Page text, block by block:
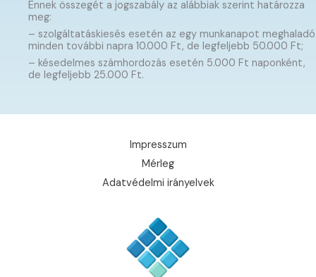
Ennek összegét a jogszabály az alábbiak szerint határozza
meg:
– szolgáltatáskiesés esetén az egy munkanapot meghaladó
minden további napra 10.000 Ft, de legfeljebb 50.000 Ft;
– késedelmes számhordozás esetén 5.000 Ft naponként,
de legfeljebb 25.000 Ft.
Impresszum
Mérleg
Adatvédelmi irányelvek